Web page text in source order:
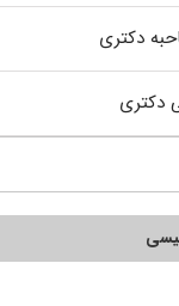
دکتری
دکتری